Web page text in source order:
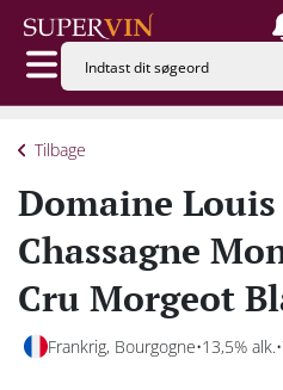
Tilbage
Domaine
Chassagne
Cru Morgeot
Frankrig, Bourgogne 13,5% alk.